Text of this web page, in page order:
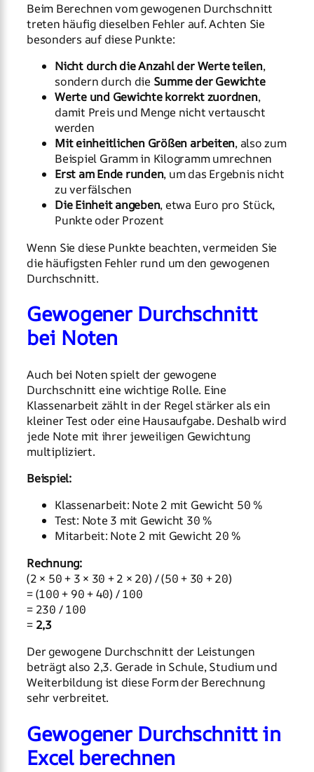
Beim Berechnen vom gewogenen Durchschnitt
treten häufig dieselben Fehler auf. Achten Sie
besonders auf diese Punkte:
Nicht durch die Anzahl der Werte teilen,
sondern durch die Summe der Gewichte
Werte und Gewichte korrekt zuordnen,
damit Preis und Menge nicht vertauscht
werden
Mit einheitlichen Größen arbeiten, also zum
Beispiel Gramm in Kilogramm umrechnen
Erst am Ende runden, um das Ergebnis nicht
zu verfälschen
Die Einheit angeben, etwa Euro pro Stück,
Punkte oder Prozent
Wenn Sie diese Punkte beachten, vermeiden Sie
die häufigsten Fehler rund um den gewogenen
Durchschnitt.
Gewogener Durchschnitt
bei Noten
Auch bei Noten spielt der gewogene
Durchschnitt eine wichtige Rolle. Eine
Klassenarbeit zählt in der Regel stärker als ein
kleiner Test oder eine Hausaufgabe. Deshalb wird
jede Note mit ihrer jeweiligen Gewichtung
multipliziert.
Beispiel:
Klassenarbeit: Note 2 mit Gewicht 50 %
Test: Note 3 mit Gewicht 30 %
Mitarbeit: Note 2 mit Gewicht 20 %
Rechnung:
(2 × 50 + 3 × 30 + 2 × 20) / (50 + 30 + 20)
= (100 + 90 + 40) / 100
= 230 / 100
= 2,3
Der gewogene Durchschnitt der Leistungen
beträgt also 2,3. Gerade in Schule, Studium und
Weiterbildung ist diese Form der Berechnung
sehr verbreitet.
Gewogener Durchschnitt in
Excel berechnen